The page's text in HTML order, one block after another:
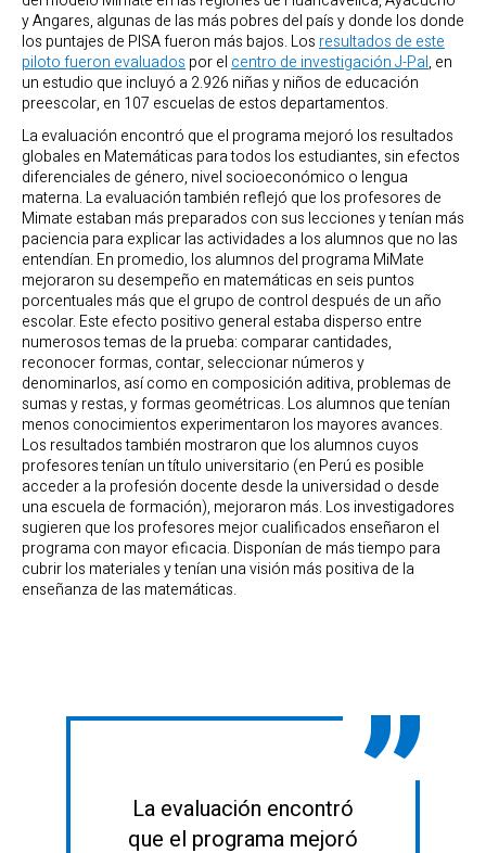
y Angares, algunas de las más pobres del país y donde los donde
los puntajes de PISA fueron más bajos. Los resultados de este
piloto fueron evaluados por el centro de investigación J-Pal, en
un estudio que incluyó a 2.926 niñas y niños de educación
preescolar, en 107 escuelas de estos departamentos.
La evaluación encontró que el programa mejoró los resultados
globales en Matemáticas para todos los estudiantes, sin efectos
diferenciales de género, nivel socioeconómico o lengua
materna. La evaluación también reflejó que los profesores de
Mimate estaban más preparados con sus lecciones y tenían más
paciencia para explicar las actividades a los alumnos que no las
entendían. En promedio, los alumnos del programa MiMate
mejoraron su desempeño en matemáticas en seis puntos
porcentuales más que el grupo de control después de un año
escolar. Este efecto positivo general estaba disperso entre
numerosos temas de la prueba: comparar cantidades,
reconocer formas, contar, seleccionar números y
denominarlos, así como en composición aditiva, problemas de
sumas y restas, y formas geométricas. Los alumnos que tenían
menos conocimientos experimentaron los mayores avances.
Los resultados también mostraron que los alumnos cuyos
profesores tenían un título universitario (en Perú es posible
acceder a la profesión docente desde la universidad o desde
una escuela de formación), mejoraron más. Los investigadores
sugieren que los profesores mejor cualificados enseñaron el
programa con mayor eficacia. Disponían de más tiempo para
cubrir los materiales y tenían una visión más positiva de la
enseñanza de las matemáticas.
La evaluación encontró
que el programa mejoró